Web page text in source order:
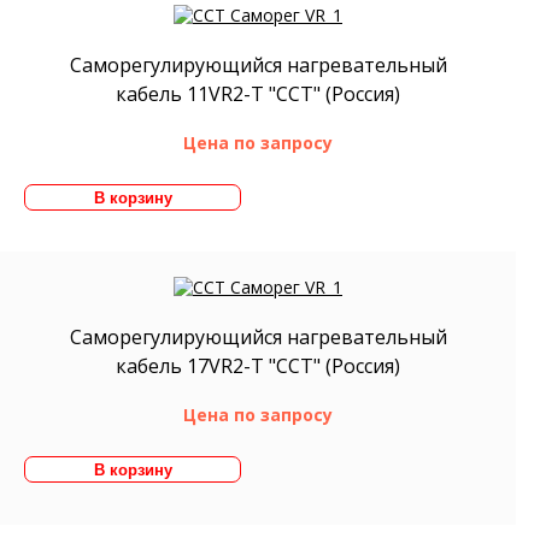
Саморегулирующийся нагревательный
кабель 11VR2-T "ССТ" (Россия)
Цена по запросу
Саморегулирующийся нагревательный
кабель 17VR2-T "ССТ" (Россия)
Цена по запросу